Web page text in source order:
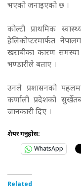
भएको जनाइएको छ ।
कोल्टी प्राथमिक
हेलिकोप्टरमार्फत
खराबीका कारण समस्या
भण्डारीले बताए ।
उनले प्रशासनको
कर्णाली प्रदेशको
जानकारी दिए ।
शेयर गर्नुहोस:
WhatsApp
Related